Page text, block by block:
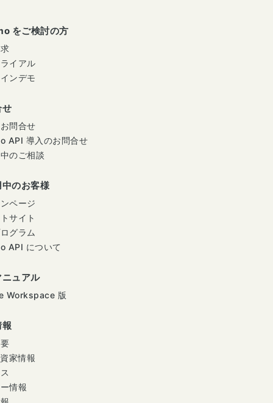
をご検討の方
イアル
ンデモ
せ
問合せ
API 導入のお問合せ
のご相談
のお客様
ページ
サイト
グラム
API について
ュアル
Workspace 版
家情報
情報